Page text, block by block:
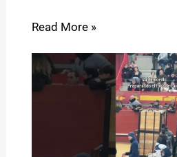
Read More »